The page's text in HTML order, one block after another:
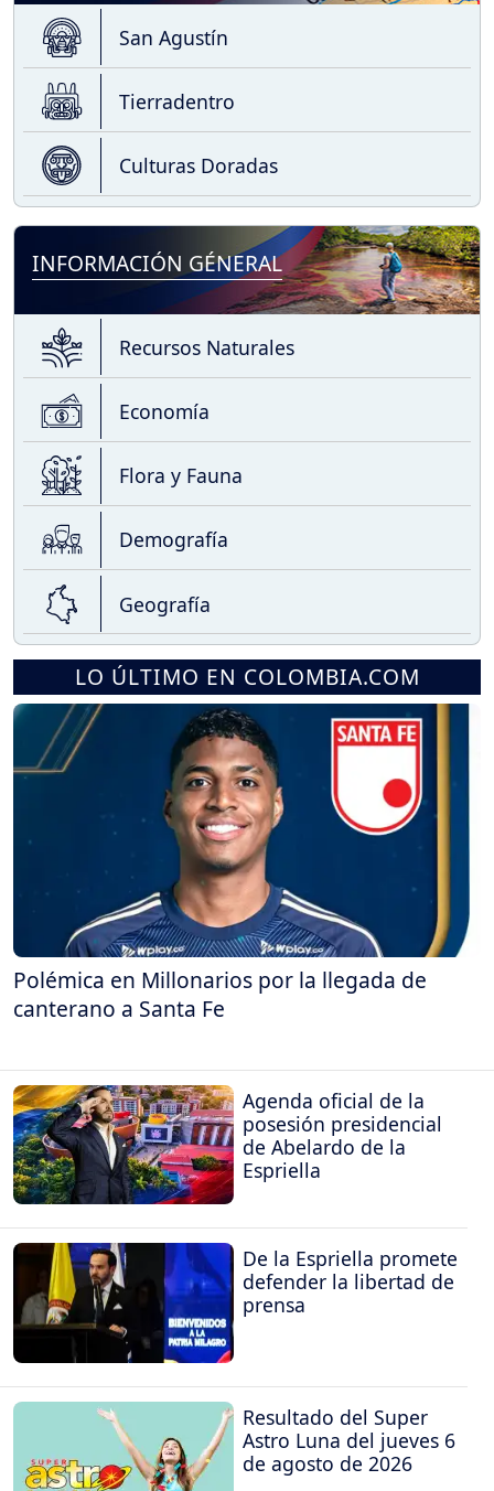
San Agustín
Tierradentro
Culturas Doradas
INFORMACIÓN GÉNERAL
Recursos Naturales
Economía
Flora y Fauna
Demografía
Geografía
LO ÚLTIMO EN COLOMBIA.COM
Polémica en Millonarios por la llegada de
canterano a Santa Fe
Agenda oficial de la
posesión presidencial
de Abelardo de la
Espriella
De la Espriella promete
defender la libertad de
prensa
Resultado del Super
Astro Luna del jueves 6
de agosto de 2026